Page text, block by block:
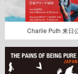
Charlie Puth 来日